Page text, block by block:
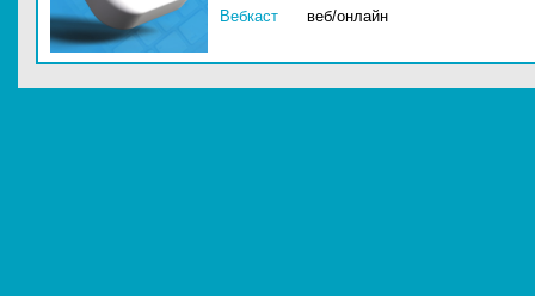
Вебкаст веб/онлайн